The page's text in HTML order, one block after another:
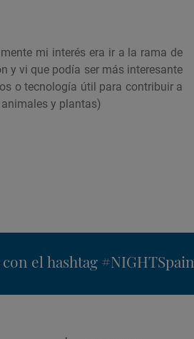
mi interés era ir a la rama de
y vi que podía ser más interesante
o tecnología útil para contribuir a
y plantas)
el hashtag #NIGHTSpain